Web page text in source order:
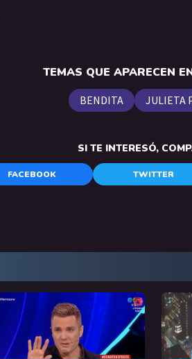
TEMAS QUE APARECEN
BENDITA JULIETA
SI TE INTERESÓ,
FACEBOOK TWITTER